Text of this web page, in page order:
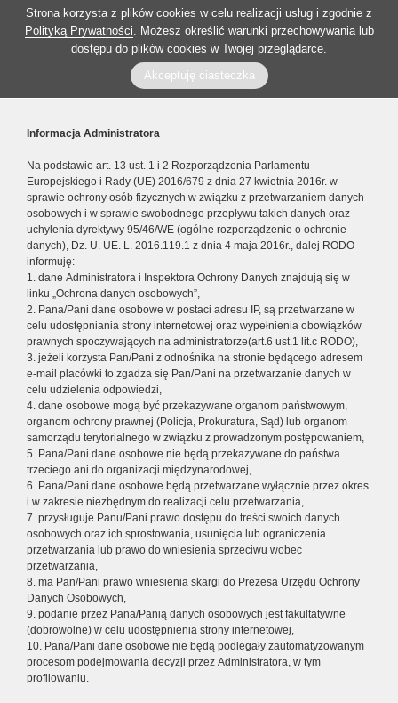
Strona korzysta z plików cookies w celu realizacji usług i zgodnie z
Polityką Prywatności. Możesz określić warunki przechowywania lub
dostępu do plików cookies w Twojej przeglądarce.
Akceptuję ciasteczka
Informacja Administratora
Na podstawie art. 13 ust. 1 i 2 Rozporządzenia Parlamentu
Europejskiego i Rady (UE) 2016/679 z dnia 27 kwietnia 2016r. w
sprawie ochrony osób fizycznych w związku z przetwarzaniem danych
osobowych i w sprawie swobodnego przepływu takich danych oraz
uchylenia dyrektywy 95/46/WE (ogólne rozporządzenie o ochronie
danych), Dz. U. UE. L. 2016.119.1 z dnia 4 maja 2016r., dalej RODO
informuję:
1. dane Administratora i Inspektora Ochrony Danych znajdują się w
linku „Ochrona danych osobowych”,
2. Pana/Pani dane osobowe w postaci adresu IP, są przetwarzane w
celu udostępniania strony internetowej oraz wypełnienia obowiązków
prawnych spoczywających na administratorze(art.6 ust.1 lit.c RODO),
3. jeżeli korzysta Pan/Pani z odnośnika na stronie będącego adresem
e-mail placówki to zgadza się Pan/Pani na przetwarzanie danych w
celu udzielenia odpowiedzi,
4. dane osobowe mogą być przekazywane organom państwowym,
organom ochrony prawnej (Policja, Prokuratura, Sąd) lub organom
samorządu terytorialnego w związku z prowadzonym postępowaniem,
5. Pana/Pani dane osobowe nie będą przekazywane do państwa
trzeciego ani do organizacji międzynarodowej,
6. Pana/Pani dane osobowe będą przetwarzane wyłącznie przez okres
i w zakresie niezbędnym do realizacji celu przetwarzania,
7. przysługuje Panu/Pani prawo dostępu do treści swoich danych
osobowych oraz ich sprostowania, usunięcia lub ograniczenia
przetwarzania lub prawo do wniesienia sprzeciwu wobec
przetwarzania,
8. ma Pan/Pani prawo wniesienia skargi do Prezesa Urzędu Ochrony
Danych Osobowych,
9. podanie przez Pana/Panią danych osobowych jest fakultatywne
(dobrowolne) w celu udostępnienia strony internetowej,
10. Pana/Pani dane osobowe nie będą podlegały zautomatyzowanym
procesom podejmowania decyzji przez Administratora, w tym
profilowaniu.